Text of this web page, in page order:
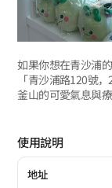
如果你想在青沙浦
「青沙浦路120號
釜山的可愛氣息與
使用說明
地址